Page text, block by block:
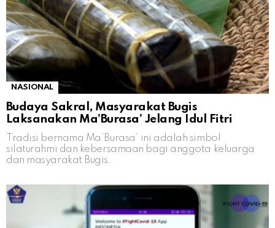
NASIONAL
Budaya Sakral, Masyarakat Bugis
Laksanakan Ma’Burasa’ Jelang Idul Fitri
Tradisi bernama Ma’Burasa’ ini adalah simbol
silaturahmi dan kebersamaan bagi anggota keluarga
dan masyarakat Bugis.